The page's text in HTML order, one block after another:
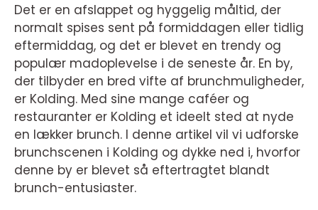
Det er en afslappet og hyggelig måltid, der
normalt spises sent på formiddagen eller tidlig
eftermiddag, og det er blevet en trendy og
populær madoplevelse i de seneste år. En by,
der tilbyder en bred vifte af brunchmuligheder,
er Kolding. Med sine mange caféer og
restauranter er Kolding et ideelt sted at nyde
en lækker brunch. I denne artikel vil vi udforske
brunchscenen i Kolding og dykke ned i, hvorfor
denne by er blevet så eftertragtet blandt
brunch-entusiaster.